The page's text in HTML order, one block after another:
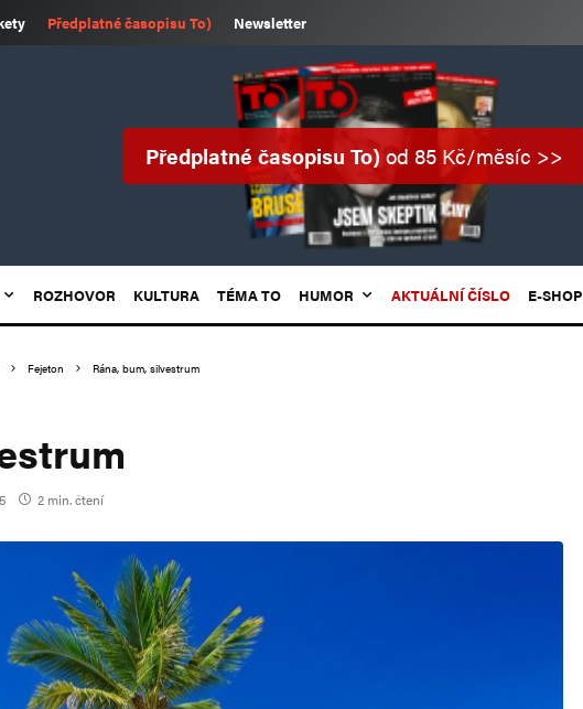
Předplatné časopisu To) Newsletter
Předplatné časopisu To)od 85 Kč/měsíc >>
ROZHOVOR KULTURA TÉMA TO HUMOR AKTUÁLNÍ ČÍSLO E-SHOP
Fejeton Rána, bum, silvestrum
2 min. čtení